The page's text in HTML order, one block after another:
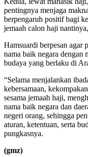
pentingnya menjaga
berpengaruh positif bagi
jemaah calon haji
Hamsuardi berpesan agar
nama baik negara dengan
budaya yang berlaku di
“Selama menjalankan
kebersamaan,
sesama jemaah haji,
nama baik negara dan
negeri orang, sehingga
aturan, ketentuan, serta
pungkasnya.
(gmz)